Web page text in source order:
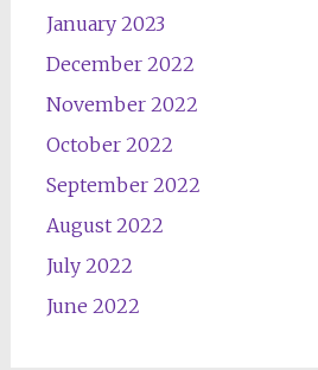
January 2023
December 2022
November 2022
October 2022
September 2022
August 2022
July 2022
June 2022